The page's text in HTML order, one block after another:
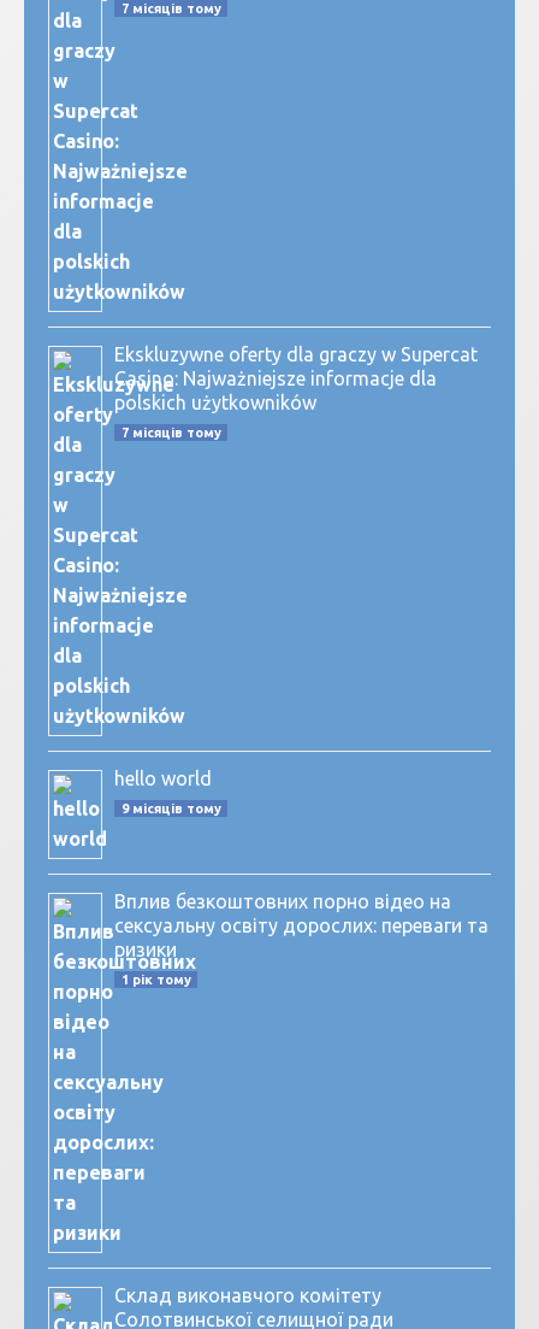
7 місяців тому
Ekskluzywne oferty dla graczy w Supercat
Casino: Najważniejsze informacje dla
polskich użytkowników
7 місяців тому
hello world
9 місяців тому
Вплив безкоштовних порно відео на
сексуальну освіту дорослих: переваги та
ризики
1 рік тому
Склад виконавчого комітету
Солотвинської селищної ради